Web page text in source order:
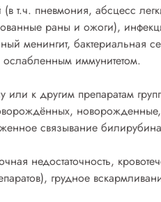
т.ч. пневмония, абсцесс
раны и ожоги),
менингит,
иммунитетом.
или к другим препаратам
связывание
недостаточность,
грудное